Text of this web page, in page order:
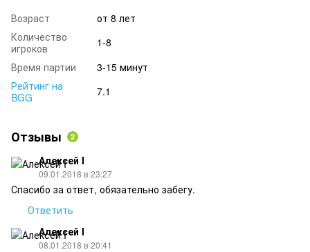
Возраст
от 8 лет
Количество
игроков
1-8
Время партии
3-15 минут
Рейтинг на
BGG
7.1
Отзывы 2
Алексей I
09.01.2018 в 23:27
Спасибо за ответ, обязательно забегу.
Ответить
Алексей I
08.01.2018 в 20:41